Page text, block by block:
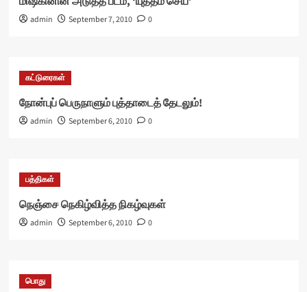
admin September 7, 2010 0
கட்டுரைகள்
நோன்புப் பெருநாளும் புத்தாடைத் தேடலும்!
admin September 6, 2010 0
பத்திகள்
நெஞ்சை நெகிழ்வித்த நிகழ்வுகள்
admin September 6, 2010 0
பொது